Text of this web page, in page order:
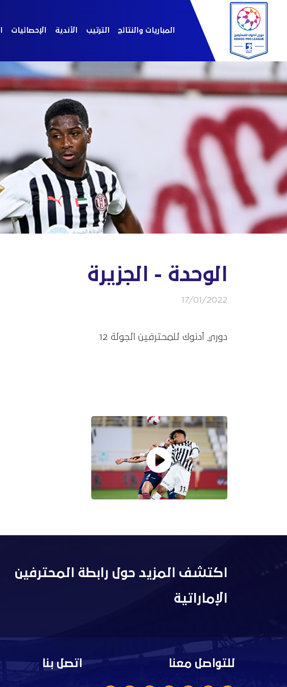
المباريات والنتائج الترتيب الأندية الإحصائيات
الوحدة - الجزيرة
17/01/2022
دوري أدنوك للمحترفين الجولة 12
اكتشف المزيد حول رابطة المحترفين
الإماراتية
للتواصل معنا اتصل بنا